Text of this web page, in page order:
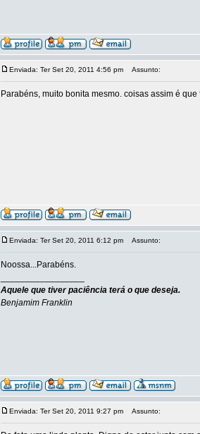
Enviada: Ter Set 20, 2011 4:56 pm Assunto:
Parabéns, muito bonita mesmo. coisas assim é
Enviada: Ter Set 20, 2011 6:12 pm Assunto:
Noossa...Parabéns.
Aquele que tiver paciência terá o que deseja.
Benjamim Franklin
Enviada: Ter Set 20, 2011 9:27 pm Assunto: